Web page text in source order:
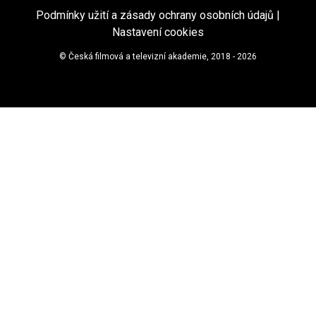
Podmínky užití a zásady ochrany osobních údajů |
Nastavení cookies
© Česká filmová a televizní akademie, 2018 - 2026